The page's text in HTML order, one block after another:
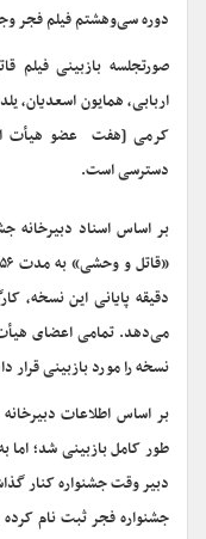
دوره سی‌وهشتم فیلم فجر
صورتجلسه بازبینی
اربابی، همایون اسعدیان،
کرمی [هفت عضو هیأت
دسترسی است.
دقیقه پایانی این نسخه،
می‌دهد. تمامی اعضای
نسخه را مورد بازبینی قرار
طور کامل بازبینی شد؛
جشنواره فجر ثبت نام کرده